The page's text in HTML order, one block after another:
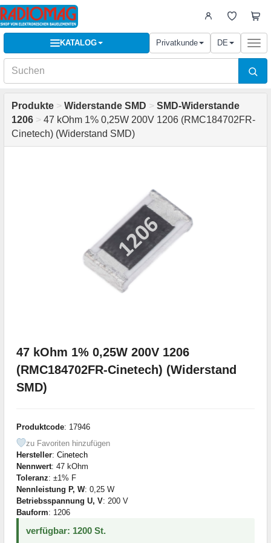
KATALOG Privatkunde DE
Produkte > Widerstande SMD > SMD-Widerstande
1206 > 47 kOhm 1% 0,25W 200V 1206 (RMC184702FR-
Cinetech) (Widerstand SMD)
47 kOhm 1% 0,25W 200V 1206
(RMC184702FR-Cinetech) (Widerstand
SMD)
Produktcode: 17946
zu Favoriten hinzufügen
Hersteller: Cinetech
Nennwert: 47 kOhm
Toleranz: ±1% F
Nennleistung P, W: 0,25 W
Betriebsspannung U, V: 200 V
Bauform: 1206
verfügbar: 1200 St.